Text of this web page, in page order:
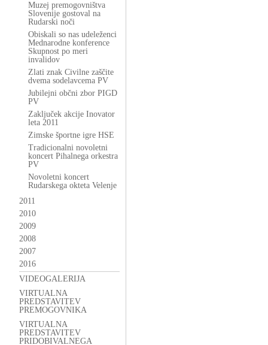
Muzej premogovništva
Slovenije gostoval na
Rudarski noči
Obiskali so nas udeleženci
Mednarodne konference
Skupnost po meri
invalidov
Zlati znak Civilne zaščite
dvema sodelavcema PV
Jubilejni občni zbor PIGD
PV
Zaključek akcije Inovator
leta 2011
Zimske športne igre HSE
Tradicionalni novoletni
koncert Pihalnega orkestra
PV
Novoletni koncert
Rudarskega okteta Velenje
2011
2010
2009
2008
2007
2016
VIDEOGALERIJA
VIRTUALNA
PREDSTAVITEV
PREMOGOVNIKA
VIRTUALNA
PREDSTAVITEV
PRIDOBIVALNEGA